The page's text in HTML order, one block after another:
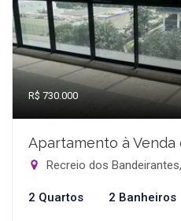
R$ 730.000
Apartamento à Venda
Recreio dos
2 Quartos 2 Banheiros